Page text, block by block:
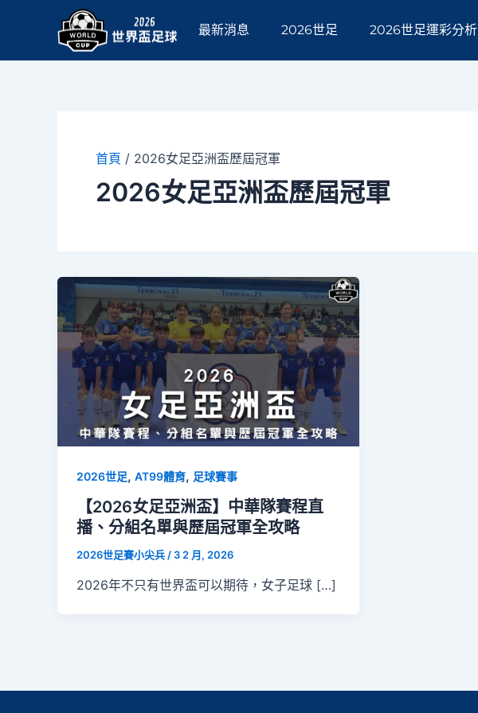
最新消息 2026世足 2026世足運彩分析
首頁 / 2026女足亞洲盃歷屆冠軍
2026女足亞洲盃歷屆冠軍
2026世足, AT99體育, 足球賽事
【2026女足亞洲盃】中華隊賽程直
播、分組名單與歷屆冠軍全攻略
2026世足賽小尖兵 / 3 2 月, 2026
2026年不只有世界盃可以期待，女子足球 […]